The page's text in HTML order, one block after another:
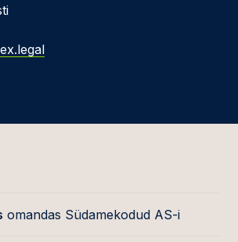
omandas Südamekodud AS-i